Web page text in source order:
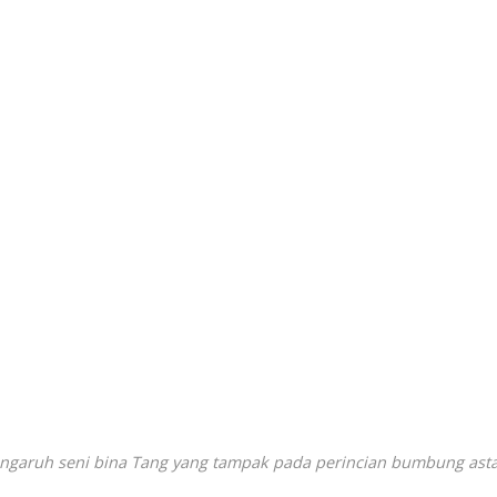
seni bina Tang yang tampak pada perincian bumbung